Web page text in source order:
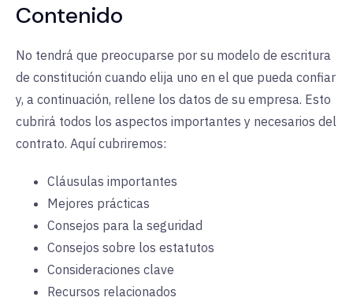
Contenido
No tendrá que preocuparse por su modelo de escritura
de constitución cuando elija uno en el que pueda confiar
y, a continuación, rellene los datos de su empresa. Esto
cubrirá todos los aspectos importantes y necesarios del
contrato. Aquí cubriremos:
Cláusulas importantes
Mejores prácticas
Consejos para la seguridad
Consejos sobre los estatutos
Consideraciones clave
Recursos relacionados